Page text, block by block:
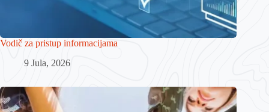
Vodič za pristup informacijama
9 Jula, 2026